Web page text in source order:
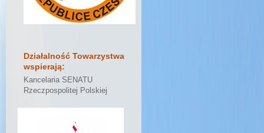
Działalność Towarzystwa
wspierają:
Kancelaria SENATU
Rzeczpospolitej Polskiej